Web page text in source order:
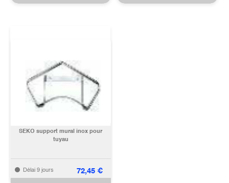
SEKO support mural inox pour
tuyau
Délai 9 jours 72,45€